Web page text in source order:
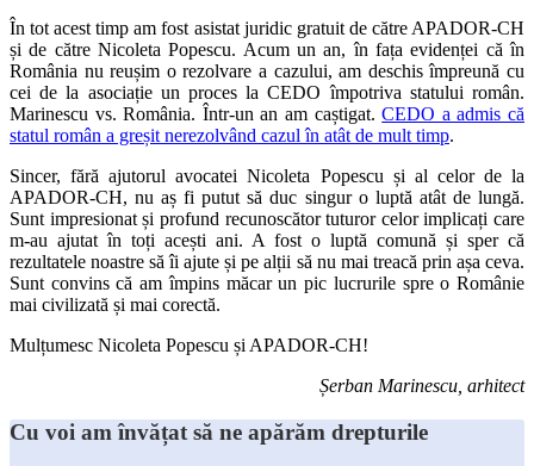
În tot acest timp am fost asistat juridic gratuit de către APADOR-CH
și de către Nicoleta Popescu. Acum un an, în fața evidenței că în
România nu reușim o rezolvare a cazului, am deschis împreună cu
cei de la asociație un proces la CEDO împotriva statului român.
Marinescu vs. România. Într-un an am caștigat.CEDO a admis că
statul român a greșit nerezolvând cazul în atât de mult timp.
Sincer, fără ajutorul avocatei Nicoleta Popescu și al celor de la
APADOR-CH, nu aș fi putut să duc singur o luptă atât de lungă.
Sunt impresionat și profund recunoscător tuturor celor implicați care
m-au ajutat în toți acești ani. A fost o luptă comună și sper că
rezultatele noastre să îi ajute și pe alții să nu mai treacă prin așa ceva.
Sunt convins că am împins măcar un pic lucrurile spre o Românie
mai civilizată și mai corectă.
Mulțumesc Nicoleta Popescu și APADOR-CH!
Șerban Marinescu, arhitect
Cu voi am învățat să ne apărăm drepturile